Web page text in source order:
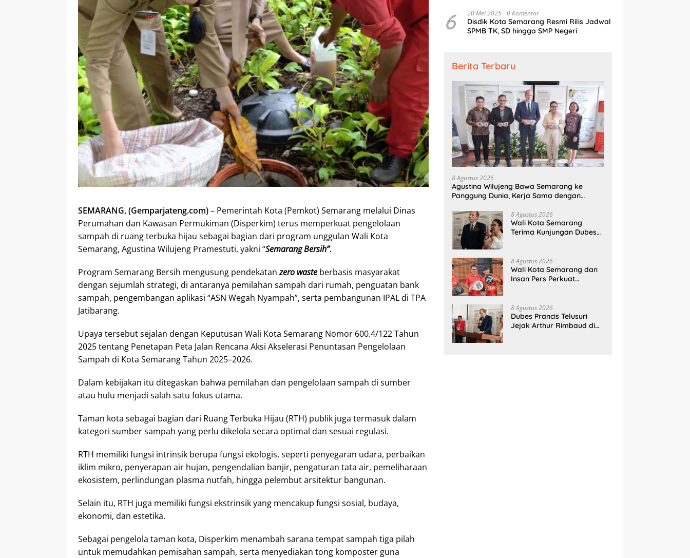
SEMARANG, (Gemparjateng.com)– Pemerintah Kota (Pemkot) Semarang melalui Dinas
Perumahan dan Kawasan Permukiman (Disperkim) terus memperkuat pengelolaan
sampah di ruang terbuka hijau sebagai bagian dari program unggulan Wali Kota
Semarang, Agustina Wilujeng Pramestuti, yakni “Semarang Bersih”.
Program Semarang Bersih mengusung pendekatanzero waste berbasis masyarakat
dengan sejumlah strategi, di antaranya pemilahan sampah dari rumah, penguatan bank
sampah, pengembangan aplikasi “ASN Wegah Nyampah”, serta pembangunan IPAL di TPA
Jatibarang.
Upaya tersebut sejalan dengan Keputusan Wali Kota Semarang Nomor 600.4/122 Tahun
2025 tentang Penetapan Peta Jalan Rencana Aksi Akselerasi Penuntasan Pengelolaan
Sampah di Kota Semarang Tahun 2025–2026.
Dalam kebijakan itu ditegaskan bahwa pemilahan dan pengelolaan sampah di sumber
atau hulu menjadi salah satu fokus utama.
Taman kota sebagai bagian dari Ruang Terbuka Hijau (RTH) publik juga termasuk dalam
kategori sumber sampah yang perlu dikelola secara optimal dan sesuai regulasi.
RTH memiliki fungsi intrinsik berupa fungsi ekologis, seperti penyegaran udara, perbaikan
iklim mikro, penyerapan air hujan, pengendalian banjir, pengaturan tata air, pemeliharaan
ekosistem, perlindungan plasma nutfah, hingga pelembut arsitektur bangunan.
Selain itu, RTH juga memiliki fungsi ekstrinsik yang mencakup fungsi sosial, budaya,
ekonomi, dan estetika.
Sebagai pengelola taman kota, Disperkim menambah sarana tempat sampah tiga pilah
untuk memudahkan pemisahan sampah, serta menyediakan tong komposter guna
6 20 Mei 2025 0 Komentar
Disdik Kota Semarang Resmi Rilis Jadwal
SPMB TK, SD hingga SMP Negeri
Berita Terbaru
8 Agustus 2026
Agustina Wilujeng Bawa Semarang ke
Panggung Dunia, Kerja Sama dengan
8 Agustus 2026
Wali Kota Semarang
Terima Kunjungan Dubes
8 Agustus 2026
Wali Kota Semarang dan
Insan Pers Perkuat
8 Agustus 2026
Dubes Prancis Telusuri
Jejak Arthur Rimbaud di